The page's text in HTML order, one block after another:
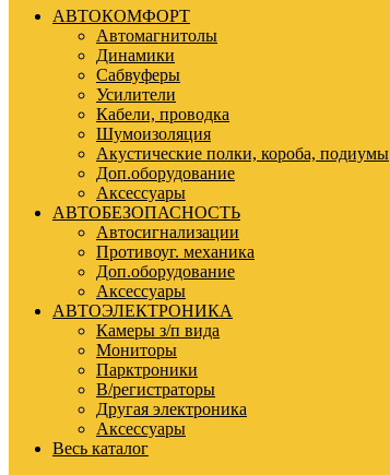
АВТОКОМФОРТ
Автомагнитолы
Динамики
Сабвуферы
Усилители
Кабели, проводка
Шумоизоляция
Акустические полки, короба, подиумы
Доп.оборудование
Аксессуары
АВТОБЕЗОПАСНОСТЬ
Автосигнализации
Противоуг. механика
Доп.оборудование
Аксессуары
АВТОЭЛЕКТРОНИКА
Камеры з/п вида
Мониторы
Парктроники
В/регистраторы
Другая электроника
Аксессуары
Весь каталог